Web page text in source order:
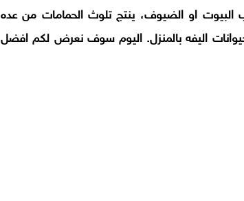
البيوت او الضيوف، ينتج تلوث الحمامات من عده
اليفه بالمنزل. اليوم سوف نعرض لكم افضل